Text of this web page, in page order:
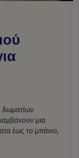
δωματίων
μια
έως το μπάνιο,